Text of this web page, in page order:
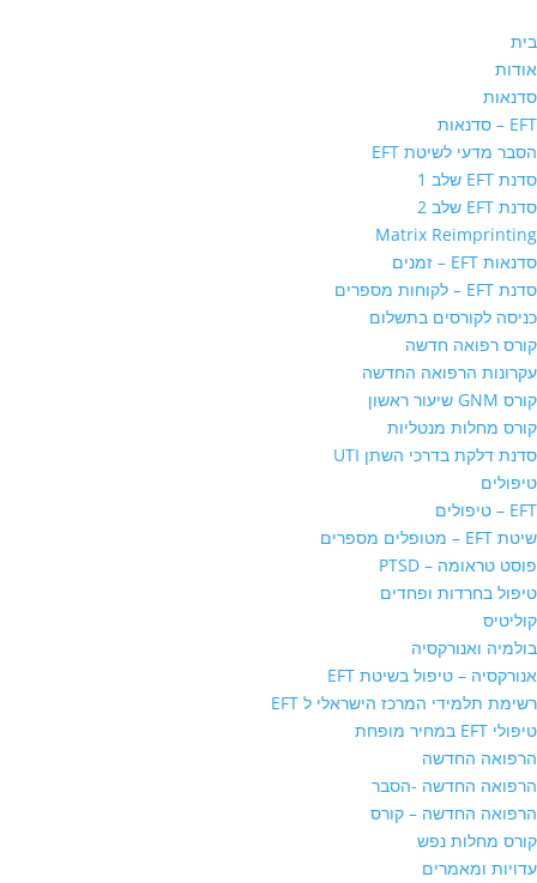
בית
אודות
סדנאות
EFT – סדנאות
הסבר מדעי לשיטת EFT
סדנת EFT שלב 1
סדנת EFT שלב 2
Matrix Reimprinting
סדנאות EFT – זמנים
סדנת EFT – לקוחות מספרים
כניסה לקורסים בתשלום
קורס רפואה חדשה
עקרונות הרפואה החדשה
קורס GNM שיעור ראשון
קורס מחלות מנטליות
סדנת דלקת בדרכי השתן UTI
טיפולים
EFT – טיפולים
שיטת EFT – מטופלים מספרים
פוסט טראומה – PTSD
טיפול בחרדות ופחדים
קוליטיס
בולמיה ואנורקסיה
אנורקסיה – טיפול בשיטת EFT
רשימת תלמידי המרכז הישראלי ל EFT
טיפולי EFT במחיר מופחת
הרפואה החדשה
הרפואה החדשה -הסבר
הרפואה החדשה – קורס
קורס מחלות נפש
עדויות ומאמרים